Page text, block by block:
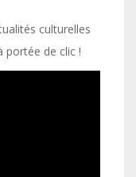
culturelles
portée de clic !